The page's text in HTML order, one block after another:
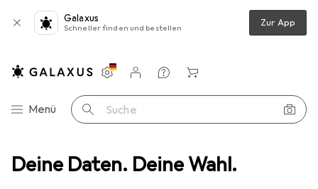
Deine Daten. Deine Wahl.
Galaxus
Schneller finden und bestellen Zur App
Navigation nach Kategorien
Menü Suche
Einstellungen
Kundenkonto
Vergleichslisten
Merklisten
Warenkorb
+ Video Geräte Schutzfolie Dipos Displayschutz Anti-Shock